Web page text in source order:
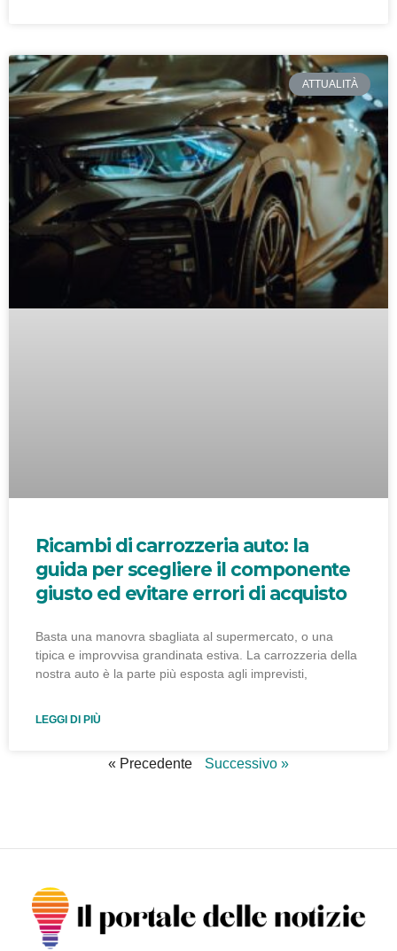
ATTUALITÀ
Ricambi di carrozzeria auto: la
guida per scegliere il componente
giusto ed evitare errori di acquisto
Basta una manovra sbagliata al supermercato, o una
tipica e improvvisa grandinata estiva. La carrozzeria della
nostra auto è la parte più esposta agli imprevisti,
LEGGI DI PIÙ
« Precedente Successivo »